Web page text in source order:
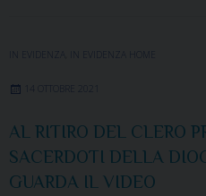
IN EVIDENZA IN EVIDENZA HOME
14 OTTOBRE 2021
AL RITIRO DEL CLERO
SACERDOTI DELLA
GUARDA IL VIDEO